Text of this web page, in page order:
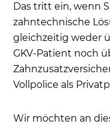
Das tritt ein, wenn
zahntechnische
gleichzeitig weder
GKV-Patient noch
Vollpolice als
Wir möchten an